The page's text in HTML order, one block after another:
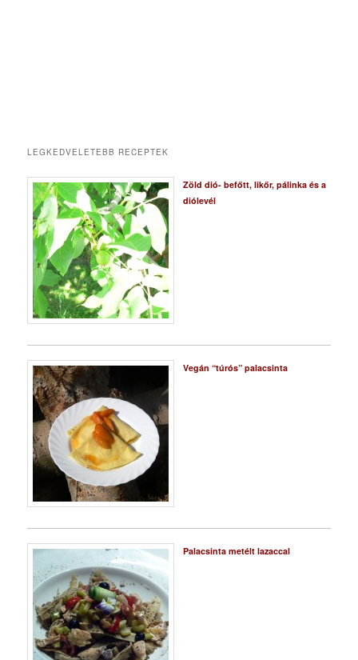
LEGKEDVELETEBB RECEPTEK
Zöld dió- befőtt, likőr, pálinka és a
diólevél
Vegán “túrós” palacsinta
Palacsinta metélt lazaccal